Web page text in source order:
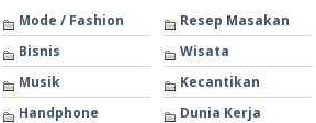
Mode / Fashion
Resep Masakan
Bisnis
Wisata
Musik
Kecantikan
Handphone
Dunia Kerja